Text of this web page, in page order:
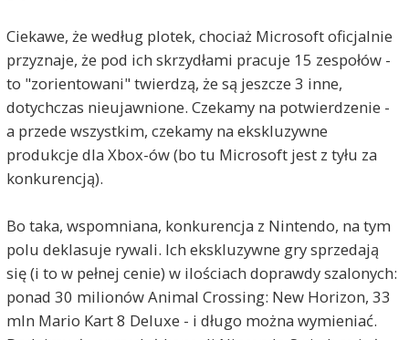
Ciekawe, że według plotek, chociaż Microsoft oficjalnie
przyznaje, że pod ich skrzydłami pracuje 15 zespołów -
to "zorientowani" twierdzą, że są jeszcze 3 inne,
dotychczas nieujawnione. Czekamy na potwierdzenie -
a przede wszystkim, czekamy na ekskluzywne
produkcje dla Xbox-ów (bo tu Microsoft jest z tyłu za
konkurencją).
Bo taka, wspomniana, konkurencja z Nintendo, na tym
polu deklasuje rywali. Ich ekskluzywne gry sprzedają
się (i to w pełnej cenie) w ilościach doprawdy szalonych:
ponad 30 milionów Animal Crossing: New Horizon, 33
mln Mario Kart 8 Deluxe - i długo można wymieniać.